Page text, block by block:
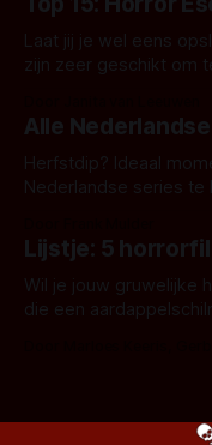
Laat jij je wel eens
zijn zeer geschikt om
Alle
Herfstdip? Ideaal
Nederlandse series te bingen! Bij
Amsterdamned of The
is niet beperkt tot
Lijstje: 5
Wil je jouw gruwelijke
die een